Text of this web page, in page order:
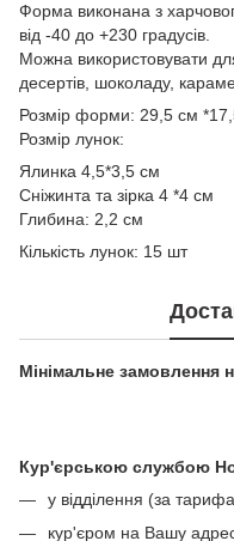
Форма виконана з
від -40 до +230 градусів.
Можна використовувати
десертів, шоколаду,
Розмір форми: 29,5 см
Розмір лунок:
Ялинка 4,5*3,5 см
Сніжинта та зірка 4 *4 см
Глибина: 2,2 см
Кількість лунок: 15 шт
Мінімальне замовлення
Кур'єрською службою
у відділення (за
кур'єром на Вашу